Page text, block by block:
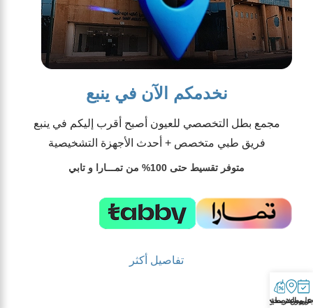
نخدمكم الآن في ينبع
مجمع بطل التخصصي للعيون أصبح أقرب إليكم في ينبع
فريق طبي متخصص + أحدث الأجهزة التشخيصية
متوفر تقسيط حتى 100% من تمـــارا و تابي
احجز موعد في فرع ينبع
تفاصيل أكثر
موعد
على الخريطة
عروض تصحيح النظر